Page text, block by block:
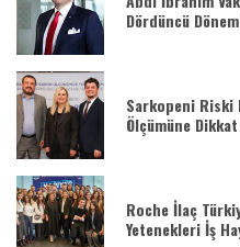
Dördüncü
Sarkopeni Riski
Ölçümüne
Roche İlaç
Yetenekleri İş